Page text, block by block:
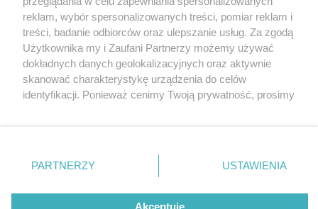
2 / 0
Nie zapomnij
zapoznać się z:
polityką prywatności regulamin korzystania z portali
Twojemiasto
Piekary Śląskie
Chorzów
Tarnowskie Góry
Gliwice
Skontakuj sięz nami
Kontakt
Wydawca
Redakcja
reklam, wybór spersonalizowanych treści, pomiar reklam i
treści, badanie odbiorców oraz ulepszanie usług. Za zgodą
Użytkownika my i Zaufani Partnerzy możemy używać
dokładnych danych geolokalizacyjnych oraz aktywnie
skanować charakterystykę urządzenia do celów
identyfikacji. Ponieważ cenimy Twoją prywatność, prosimy
prywatności znajdujący się w lewym dolnym rogu strony
. Niektóre rodzaje przetwarzania danych nie wymagają
zgody użytkownika, ale masz prawo sprzeciwić się
takiemu przetwarzaniu. Preferencje będą miały
PARTNERZY USTAWIENIA
Akceptuję